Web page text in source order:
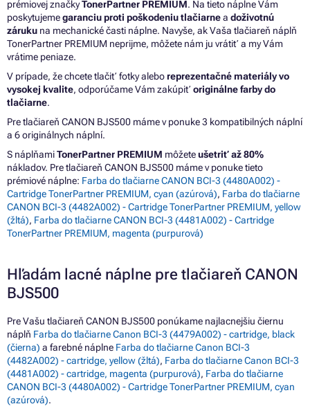
prémiovej značkyTonerPartner PREMIUM. Na tieto náplne Vám
poskytujemegaranciu proti poškodeniu tlačiarnea doživotnú
záruku na mechanické časti náplne. Navyše, ak Vaša tlačiareň náplň
TonerPartner PREMIUM neprijme, môžete nám ju vrátiť a my Vám
vrátime peniaze.
V prípade, že chcete tlačiť fotky aleboreprezentačné materiály vo
vysokej kvalite, odporúčame Vám zakúpiť originálne farby do
tlačiarne.
Pre tlačiareň CANON BJS500 máme v ponuke 3 kompatibilných náplní
a 6 originálnych náplní.
S náplňamiTonerPartner PREMIUM môžeteušetriť až 80%
nákladov. Pre tlačiareň CANON BJS500 máme v ponuke tieto
prémiové náplne: Farba do tlačiarne CANON BCI-3 (4480A002) -
Cartridge TonerPartner PREMIUM, cyan (azúrová), Farba do tlačiarne
CANON BCI-3 (4482A002) - Cartridge TonerPartner PREMIUM, yellow
(žltá), Farba do tlačiarne CANON BCI-3 (4481A002) - Cartridge
TonerPartner PREMIUM, magenta (purpurová)
Hľadám lacné náplne pre tlačiareň CANON
BJS500
Pre Vašu tlačiareň CANON BJS500 ponúkame najlacnejšiu čiernu
náplň Farba do tlačiarne Canon BCI-3 (4479A002) - cartridge, black
(čierna) a farebné náplne Farba do tlačiarne Canon BCI-3
(4482A002) - cartridge, yellow (žltá), Farba do tlačiarne Canon BCI-3
(4481A002) - cartridge, magenta (purpurová), Farba do tlačiarne
CANON BCI-3 (4480A002) - Cartridge TonerPartner PREMIUM, cyan
(azúrová).